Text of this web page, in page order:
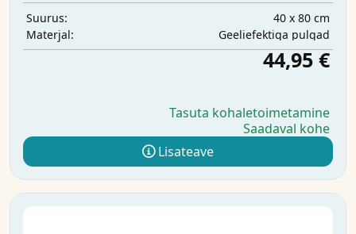
Suurus:
40 x 80 cm
Materjal:
Geeliefektiga pulgad
44,95 €
Tasuta kohaletoimetamine
Saadaval kohe
Lisateave